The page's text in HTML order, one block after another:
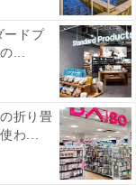
ードプ
...
折り畳
わ...